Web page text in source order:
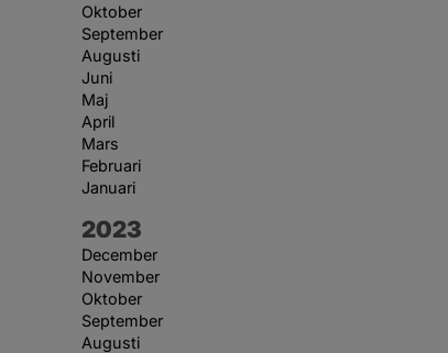
Oktober
September
Augusti
Juni
Maj
April
Mars
Februari
Januari
År:
2023
December
November
Oktober
September
Augusti